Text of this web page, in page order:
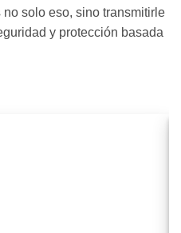
solo eso, sino transmitirle
y protección basada